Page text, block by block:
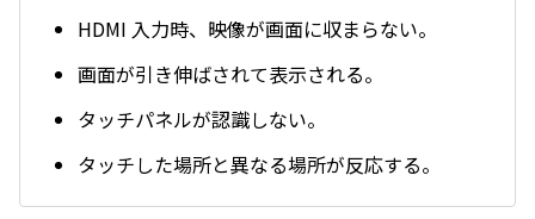
HDMI 入力時、映像が画面に収まらない。
画面が引き伸ばされて表示される。
タッチパネルが認識しない。
タッチした場所と異なる場所が反応する。